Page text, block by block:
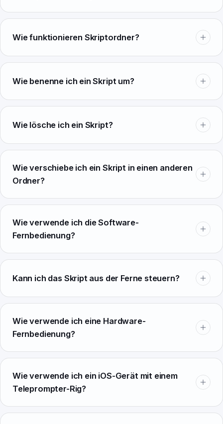
Wie funktionieren Skriptordner?
Wie benenne ich ein Skript um?
Wie lösche ich ein Skript?
Wie verschiebe ich ein Skript in einen anderen
Ordner?
Wie verwende ich die Software-
Fernbedienung?
Kann ich das Skript aus der Ferne steuern?
Wie verwende ich eine Hardware-
Fernbedienung?
Wie verwende ich ein iOS-Gerät mit einem
Teleprompter-Rig?